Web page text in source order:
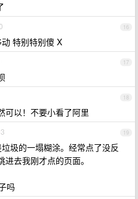
16
特别特别傻 X
17
18
可以！不要小看了阿里
19
3
圾的一塌糊涂。经常点了没反
去我刚才点的页面。
吗